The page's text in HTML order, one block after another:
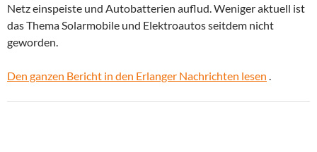
Netz einspeiste und Autobatterien auflud. Weniger aktuell ist
das Thema Solarmobile und Elektroautos seitdem nicht
geworden.
Den ganzen Bericht in den Erlanger Nachrichten lesen .